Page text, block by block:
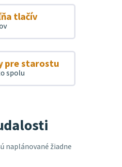
tlačív
pre starostu
spolu
naplánované žiadne